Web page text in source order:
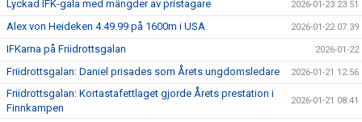
Lyckad IFK-gala med mängder av pristagare 2026-01-23 23:51
Alex von Heideken 4.49.99 på 1600m i USA 2026-01-22 07:39
IFKarna på Friidrottsgalan 2026-01-22
Friidrottsgalan: Daniel prisades som Årets ungdomsledare 2026-01-21 12:56
Friidrottsgalan: Kortastafettlaget gjorde Årets prestation i
Finnkampen
2026-01-21 08:41